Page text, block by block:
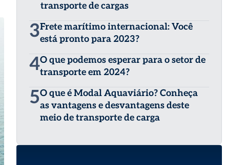
transporte de cargas
3Frete marítimo internacional: Você
está pronto para 2023?
4O que podemos esperar para o setor de
transporte em 2024?
5O que é Modal Aquaviário? Conheça
as vantagens e desvantagens deste
meio de transporte de carga